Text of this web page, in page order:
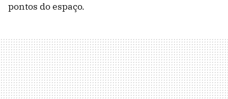
pontos do espaço.